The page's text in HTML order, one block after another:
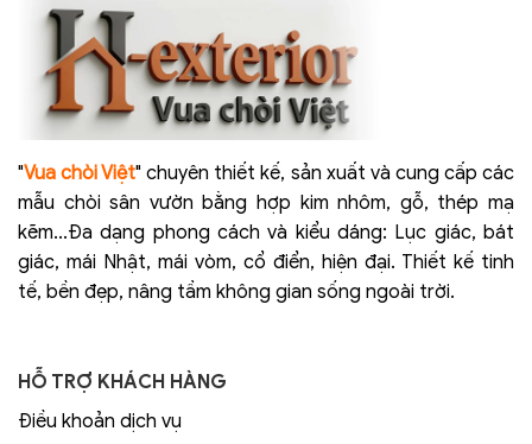
"Vua chòi Việt" chuyên thiết kế, sản xuất và cung cấp các
mẫu chòi sân vườn bằng hợp kim nhôm, gỗ, thép mạ
kẽm...Đa dạng phong cách và kiểu dáng: Lục giác, bát
giác, mái Nhật, mái vòm, cổ điển, hiện đại. Thiết kế tinh
tế, bền đẹp, nâng tầm không gian sống ngoài trời.
HỖ TRỢ KHÁCH HÀNG
Điều khoản dịch vụ